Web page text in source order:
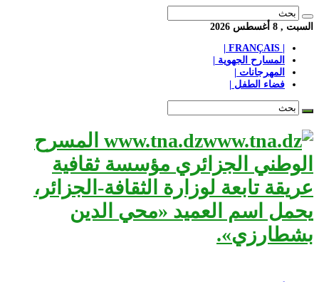
السبت , 8 أغسطس 2026
المسارح الجهوية |
المهرجانات |
فضاء الطفل |
www.tna.dz المسرح
الوطني الجزائري مؤسسة ثقافية
عريقة تابعة لوزارة الثقافة-الجزائر،
يحمل اسم العميد «محي الدين
بشطارزي».